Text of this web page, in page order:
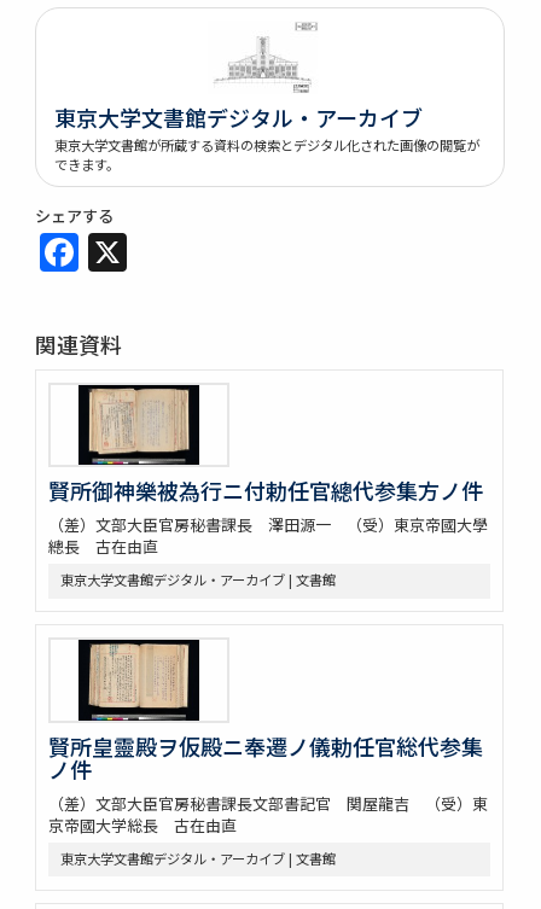
東京大学文書館デジタル・アーカイブ
東京大学文書館が所蔵する資料の検索とデジタル化された画像の閲覧が
できます。
シェアする
Facebook
関連資料
賢所御神樂被為行ニ付勅任官總代参集方ノ件
（差）文部大臣官房秘書課長 澤田源一 （受）東京帝國大學
總長 古在由直
東京大学文書館デジタル・アーカイブ | 文書館
賢所皇靈殿ヲ仮殿ニ奉遷ノ儀勅任官総代参集
ノ件
（差）文部大臣官房秘書課長文部書記官 関屋龍吉 （受）東
京帝國大学総長 古在由直
東京大学文書館デジタル・アーカイブ | 文書館